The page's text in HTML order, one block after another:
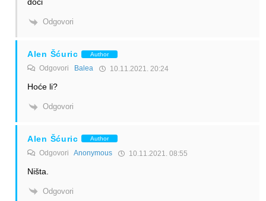
doci
Odgovori
Alen Šćuric Author
Odgovori Balea 10.11.2021. 20:24
Hoće li?
Odgovori
Alen Šćuric Author
Odgovori Anonymous 10.11.2021. 08:55
Ništa.
Odgovori